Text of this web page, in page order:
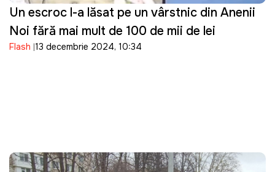
Un escroc l-a lăsat pe un vârstnic din Anenii
Noi fără mai mult de 100 de mii de lei
Flash 13 decembrie 2024, 10:34